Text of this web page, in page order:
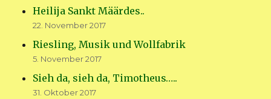
Heilija Sankt Määrdes..
22. November 2017
Riesling, Musik und Wollfabrik
5. November 2017
Sieh da, sieh da, Timotheus…..
31. Oktober 2017